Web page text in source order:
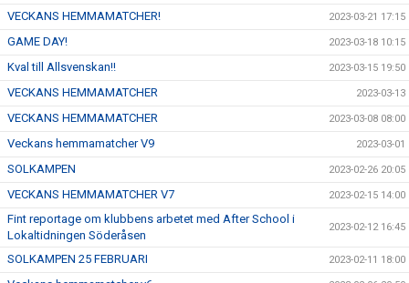
VECKANS HEMMAMATCHER! 2023-03-21 17:15
GAME DAY! 2023-03-18 10:15
Kval till Allsvenskan!! 2023-03-15 19:50
VECKANS HEMMAMATCHER 2023-03-13
VECKANS HEMMAMATCHER 2023-03-08 08:00
Veckans hemmamatcher V9 2023-03-01
SOLKAMPEN 2023-02-26 20:05
VECKANS HEMMAMATCHER V7 2023-02-15 14:00
Fint reportage om klubbens arbetet med After School i
Lokaltidningen Söderåsen
2023-02-12 16:45
SOLKAMPEN 25 FEBRUARI 2023-02-11 18:00